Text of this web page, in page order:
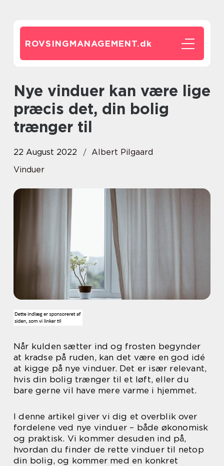
ROVSINGMANAGEMENT.dk
Nye vinduer kan være lige
præcis det, din bolig
trænger til
22 August 2022
Albert Pilgaard
Vinduer
Når kulden sætter ind og frosten begynder
at kradse på ruden, kan det være en god idé
at kigge på nye vinduer. Det er især relevant,
hvis din bolig trænger til et løft, eller du
bare gerne vil have mere varme i hjemmet.
I denne artikel giver vi dig et overblik over
fordelene ved nye vinduer – både økonomisk
og praktisk. Vi kommer desuden ind på,
hvordan du finder de rette vinduer til netop
din bolig, og kommer med en konkret